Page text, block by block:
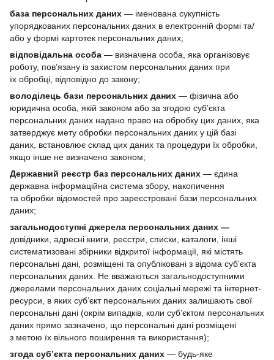
база персональних даних — іменована сукупність
упорядкованих персональних даних в електронній формі та/
або у формі картотек персональних даних;
відповідальна особа — визначена особа, яка організовує
роботу, пов’язану із захистом персональних даних при
їх обробці, відповідно до закону;
володілець бази персональних даних — фізична або
юридична особа, якій законом або за згодою суб’єкта
персональних даних надано право на обробку цих даних, яка
затверджує мету обробки персональних даних у цій базі
даних, встановлює склад цих даних та процедури їх обробки,
якщо інше не визначено законом;
Державний реєстр баз персональних даних — єдина
державна інформаційна система збору, накопичення
та обробки відомостей про зареєстровані бази персональних
даних;
загальнодоступні джерела персональних даних —
довідники, адресні книги, реєстри, списки, каталоги, інші
систематизовані збірники відкритої інформації, які містять
персональні дані, розміщені та опубліковані з відома суб’єкта
персональних даних. Не вважаються загальнодоступними
джерелами персональних даних соціальні мережі та інтернет-
ресурси, в яких суб’єкт персональних даних залишають свої
персональні дані (окрім випадків, коли суб’єктом персональних
даних прямо зазначено, що персональні дані розміщені
з метою їх вільного поширення та використання);
згода суб’єкта персональних даних — будь-яке